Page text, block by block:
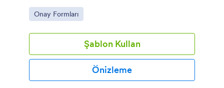
yanıtı ile veri toplamayı tek noktadan yönetmesine
yardımcı olur.
Go to Category:
Onay Formları
Şablon Kullan
Önizleme